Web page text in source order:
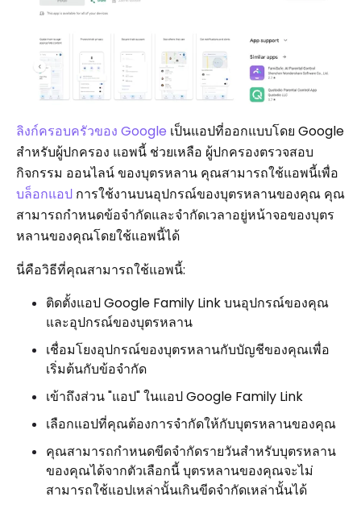
ลิงก์ครอบครัวของ Google เป็นแอปที่ออกแบบโดย Google
สำหรับผู้ปกครอง แอพนี้ ช่วยเหลือ ผู้ปกครองตรวจสอบ
กิจกรรม ออนไลน์ ของบุตรหลาน คุณสามารถใช้แอพนี้เพื่อ
บล็อกแอป การใช้งานบนอุปกรณ์ของบุตรหลานของคุณ คุณ
สามารถกำหนดข้อจำกัดและจำกัดเวลาอยู่หน้าจอของบุตร
หลานของคุณโดยใช้แอพนี้ได้
นี่คือวิธีที่คุณสามารถใช้แอพนี้:
ติดตั้งแอป Google Family Link บนอุปกรณ์ของคุณ
และอุปกรณ์ของบุตรหลาน
เชื่อมโยงอุปกรณ์ของบุตรหลานกับบัญชีของคุณเพื่อ
เริ่มต้นกับข้อจำกัด
เข้าถึงส่วน "แอป" ในแอป Google Family Link
เลือกแอปที่คุณต้องการจำกัดให้กับบุตรหลานของคุณ
คุณสามารถกำหนดขีดจำกัดรายวันสำหรับบุตรหลาน
ของคุณได้จากตัวเลือกนี้ บุตรหลานของคุณจะไม่
สามารถใช้แอปเหล่านั้นเกินขีดจำกัดเหล่านั้นได้